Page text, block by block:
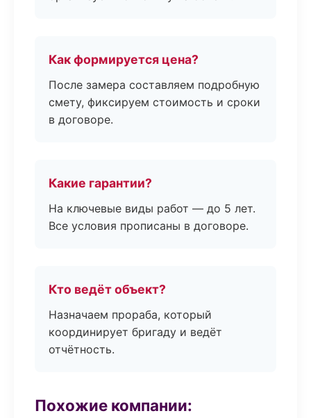
Как формируется цена?
После замера составляем подробную
смету, фиксируем стоимость и сроки
в договоре.
Какие гарантии?
На ключевые виды работ — до 5 лет.
Все условия прописаны в договоре.
Кто ведёт объект?
Назначаем прораба, который
координирует бригаду и ведёт
отчётность.
Похожие компании: